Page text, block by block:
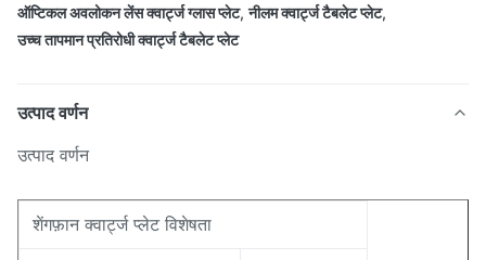
ऑप्टिकल अवलोकन लेंस क्वार्ट्ज ग्लास प्लेट,नीलम क्वार्ट्ज टैबलेट प्लेट,
उच्च तापमान प्रतिरोधी क्वार्ट्ज टैबलेट प्लेट
उत्पाद वर्णन
उत्पाद वर्णन
शेंगफ़ान क्वार्ट्ज प्लेट विशेषता